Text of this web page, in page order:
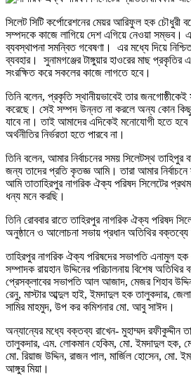
সিলেট সিটি কর্পোরেশনের মেয়র আরিফুল হক চৌধুরী
সম্পদকে কাজে লাগিয়ে দেশ এগিয়ে নেওয়া সম্ভব।
ব্যবস্থাপনা সমন্বিত গবেষণা। এর মধ্যে দিয়ে
ব্যবহার। সুনামগঞ্জের টাঙ্গুয়ার হাওরের মাছ
সংরক্ষিত করে সকলের কাজে লাগতে হবে।
তিনি বলেন, প্রকৃতি স্থানীয়ভাবেই তার
করেছে। সেই সম্পদ উন্নত না করলে অন্য কোন কিছু
যাবে না। তাই আমাদের এদিকেই মনোযোগী হতে
অর্থনীতির নির্ভরতা হতে পারবে না।
তিনি বলেন, আমার নির্বাচনের সময় সিলেটস্থ তাহিপুর
জন্য তাদের প্রতি কৃতজ্ঞ আমি। তারা আমার
আমি তাতাহিরপুর নাগরিক ঐক্য পরিষদ সিলেটের প্রথম
ধন্য মনে করছি।
তিনি রোববার রাতে তাহিরপুর নাগরিক ঐক্য পরিষদ
অনুষ্ঠানে ও আলোচনা সভায় প্রধান অতিথির
তাহিরপুর নাগরিক ঐক্য পরিষদের সভাপতি এনামুল হক
সম্পাদক রায়হান উদ্দিনের পরিচালনায় বিশেষ
প্রেসক্লাবের সভাপতি আল আজাদ, মেজর শিহাব
রেনু, মাস্টার আব্দুল হাই, ইমদাদুল হক তালুকদার,
সামির মাহমুদ, উপ কর কমিশনার মো. আবু সাঈদ।
অন্যান্যের মধ্যে বক্তব্য রাখেন- মুহাম্মদ
তালুকদার, এম. লোকমান হেকিম, মো. ইমদাদুল হক,
মো. রিয়াজ উদ্দিন, রাজন পাল, মার্জিল হোসেন, মো.
আঙ্গুর মিয়া।